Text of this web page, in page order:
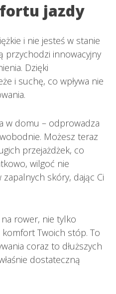
jazdy
i nie jesteś w stanie
przychodzi innowacyjny
Dzięki
i suchę, co wpływa nie
w domu – odprowadza
Możesz teraz
przejażdżek, co
wilgoć nie
skóry, dając Ci
rower, nie tylko
Twoich stóp. To
coraz to dłuższych
dostateczną